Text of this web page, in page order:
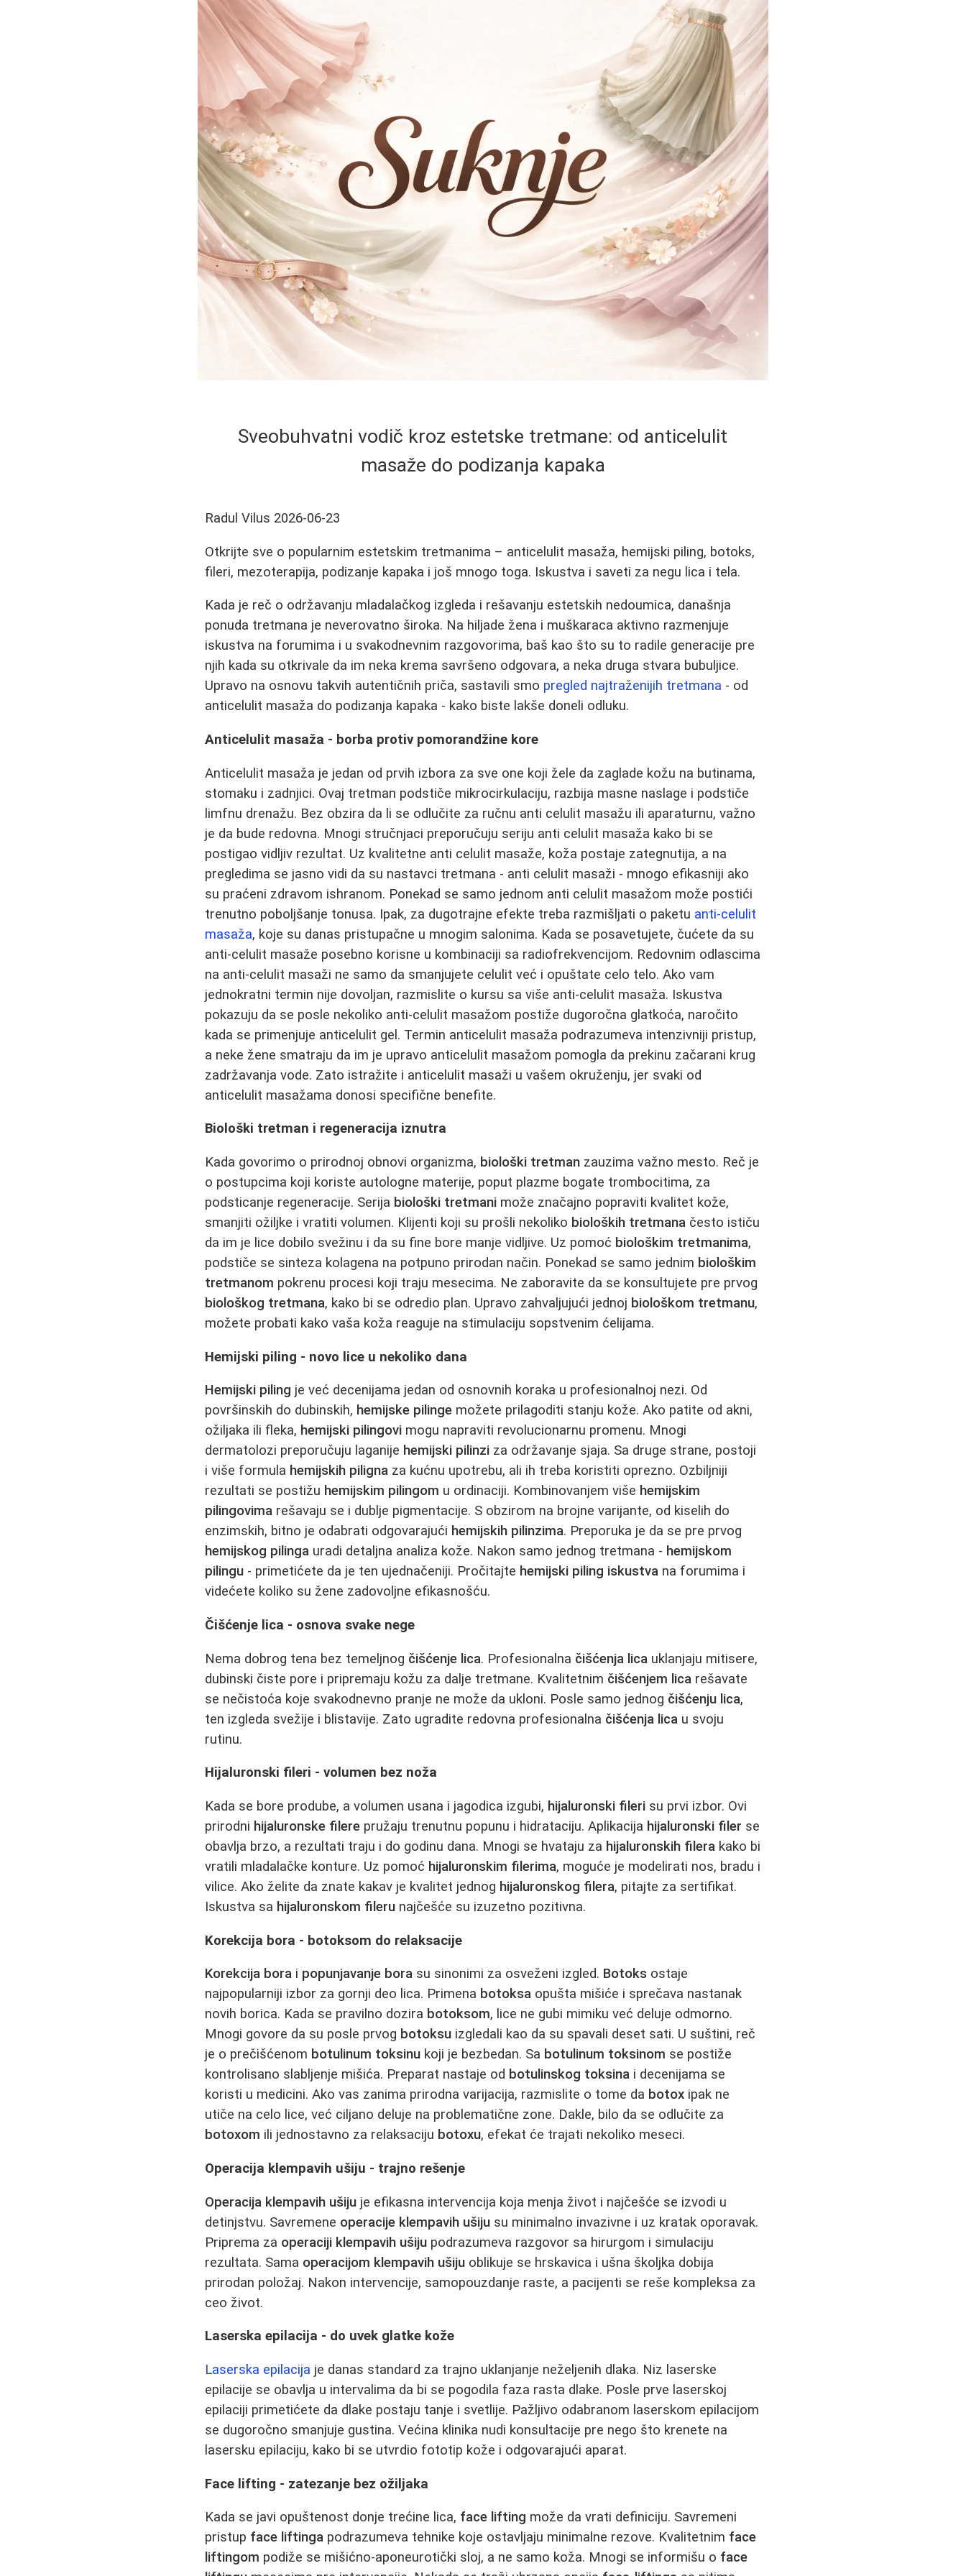
Sveobuhvatni vodič kroz estetske tretmane: od anticelulit
masaže do podizanja kapaka
Radul Vilus 2026-06-23
Otkrijte sve o popularnim estetskim tretmanima – anticelulit masaža, hemijski piling, botoks,
fileri, mezoterapija, podizanje kapaka i još mnogo toga. Iskustva i saveti za negu lica i tela.
Kada je reč o održavanju mladalačkog izgleda i rešavanju estetskih nedoumica, današnja
ponuda tretmana je neverovatno široka. Na hiljade žena i muškaraca aktivno razmenjuje
iskustva na forumima i u svakodnevnim razgovorima, baš kao što su to radile generacije pre
njih kada su otkrivale da im neka krema savršeno odgovara, a neka druga stvara bubuljice.
Upravo na osnovu takvih autentičnih priča, sastavili smo pregled najtraženijih tretmana - od
anticelulit masaža do podizanja kapaka - kako biste lakše doneli odluku.
Anticelulit masaža - borba protiv pomorandžine kore
Anticelulit masaža je jedan od prvih izbora za sve one koji žele da zaglade kožu na butinama,
stomaku i zadnjici. Ovaj tretman podstiče mikrocirkulaciju, razbija masne naslage i podstiče
limfnu drenažu. Bez obzira da li se odlučite za ručnu anti celulit masažu ili aparaturnu, važno
je da bude redovna. Mnogi stručnjaci preporučuju seriju anti celulit masaža kako bi se
postigao vidljiv rezultat. Uz kvalitetne anti celulit masaže, koža postaje zategnutija, a na
pregledima se jasno vidi da su nastavci tretmana - anti celulit masaži - mnogo efikasniji ako
su praćeni zdravom ishranom. Ponekad se samo jednom anti celulit masažom može postići
trenutno poboljšanje tonusa. Ipak, za dugotrajne efekte treba razmišljati o paketu anti-celulit
masaža, koje su danas pristupačne u mnogim salonima. Kada se posavetujete, čućete da su
anti-celulit masaže posebno korisne u kombinaciji sa radiofrekvencijom. Redovnim odlascima
na anti-celulit masaži ne samo da smanjujete celulit već i opuštate celo telo. Ako vam
jednokratni termin nije dovoljan, razmislite o kursu sa više anti-celulit masaža. Iskustva
pokazuju da se posle nekoliko anti-celulit masažom postiže dugoročna glatkoća, naročito
kada se primenjuje anticelulit gel. Termin anticelulit masaža podrazumeva intenzivniji pristup,
a neke žene smatraju da im je upravo anticelulit masažom pomogla da prekinu začarani krug
zadržavanja vode. Zato istražite i anticelulit masaži u vašem okruženju, jer svaki od
anticelulit masažama donosi specifične benefite.
Biološki tretman i regeneracija iznutra
Kada govorimo o prirodnoj obnovi organizma, biološki tretman zauzima važno mesto. Reč je
o postupcima koji koriste autologne materije, poput plazme bogate trombocitima, za
podsticanje regeneracije. Serija biološki tretmani može značajno popraviti kvalitet kože,
smanjiti ožiljke i vratiti volumen. Klijenti koji su prošli nekoliko bioloških tretmana često ističu
da im je lice dobilo svežinu i da su fine bore manje vidljive. Uz pomoć biološkim tretmanima,
podstiče se sinteza kolagena na potpuno prirodan način. Ponekad se samo jednim biološkim
tretmanom pokrenu procesi koji traju mesecima. Ne zaboravite da se konsultujete pre prvog
biološkog tretmana, kako bi se odredio plan. Upravo zahvaljujući jednoj biološkom tretmanu,
možete probati kako vaša koža reaguje na stimulaciju sopstvenim ćelijama.
Hemijski piling - novo lice u nekoliko dana
Hemijski piling je već decenijama jedan od osnovnih koraka u profesionalnoj nezi. Od
površinskih do dubinskih, hemijske pilinge možete prilagoditi stanju kože. Ako patite od akni,
ožiljaka ili fleka, hemijski pilingovi mogu napraviti revolucionarnu promenu. Mnogi
dermatolozi preporučuju laganije hemijski pilinzi za održavanje sjaja. Sa druge strane, postoji
i više formula hemijskih piligna za kućnu upotrebu, ali ih treba koristiti oprezno. Ozbiljniji
rezultati se postižu hemijskim pilingom u ordinaciji. Kombinovanjem više hemijskim
pilingovima rešavaju se i dublje pigmentacije. S obzirom na brojne varijante, od kiselih do
enzimskih, bitno je odabrati odgovarajući hemijskih pilinzima. Preporuka je da se pre prvog
hemijskog pilinga uradi detaljna analiza kože. Nakon samo jednog tretmana - hemijskom
pilingu - primetićete da je ten ujednačeniji. Pročitajte hemijski piling iskustva na forumima i
videćete koliko su žene zadovoljne efikasnošću.
Čišćenje lica - osnova svake nege
Nema dobrog tena bez temeljnog čišćenje lica. Profesionalna čišćenja lica uklanjaju mitisere,
dubinski čiste pore i pripremaju kožu za dalje tretmane. Kvalitetnim čišćenjem lica rešavate
se nečistoća koje svakodnevno pranje ne može da ukloni. Posle samo jednog čišćenju lica,
ten izgleda svežije i blistavije. Zato ugradite redovna profesionalna čišćenja lica u svoju
rutinu.
Hijaluronski fileri - volumen bez noža
Kada se bore prodube, a volumen usana i jagodica izgubi, hijaluronski fileri su prvi izbor. Ovi
prirodni hijaluronske filere pružaju trenutnu popunu i hidrataciju. Aplikacija hijaluronski filer se
obavlja brzo, a rezultati traju i do godinu dana. Mnogi se hvataju za hijaluronskih filera kako bi
vratili mladalačke konture. Uz pomoć hijaluronskim filerima, moguće je modelirati nos, bradu i
vilice. Ako želite da znate kakav je kvalitet jednog hijaluronskog filera, pitajte za sertifikat.
Iskustva sa hijaluronskom fileru najčešće su izuzetno pozitivna.
Korekcija bora - botoksom do relaksacije
Korekcija bora i popunjavanje bora su sinonimi za osveženi izgled. Botoks ostaje
najpopularniji izbor za gornji deo lica. Primena botoksa opušta mišiće i sprečava nastanak
novih borica. Kada se pravilno dozira botoksom, lice ne gubi mimiku već deluje odmorno.
Mnogi govore da su posle prvog botoksu izgledali kao da su spavali deset sati. U suštini, reč
je o prečišćenom botulinum toksinu koji je bezbedan. Sa botulinum toksinom se postiže
kontrolisano slabljenje mišića. Preparat nastaje od botulinskog toksina i decenijama se
koristi u medicini. Ako vas zanima prirodna varijacija, razmislite o tome da botox ipak ne
utiče na celo lice, već ciljano deluje na problematične zone. Dakle, bilo da se odlučite za
botoxom ili jednostavno za relaksaciju botoxu, efekat će trajati nekoliko meseci.
Operacija klempavih ušiju - trajno rešenje
Operacija klempavih ušiju je efikasna intervencija koja menja život i najčešće se izvodi u
detinjstvu. Savremene operacije klempavih ušiju su minimalno invazivne i uz kratak oporavak.
Priprema za operaciji klempavih ušiju podrazumeva razgovor sa hirurgom i simulaciju
rezultata. Sama operacijom klempavih ušiju oblikuje se hrskavica i ušna školjka dobija
prirodan položaj. Nakon intervencije, samopouzdanje raste, a pacijenti se reše kompleksa za
ceo život.
Laserska epilacija - do uvek glatke kože
Laserska epilacija je danas standard za trajno uklanjanje neželjenih dlaka. Niz laserske
epilacije se obavlja u intervalima da bi se pogodila faza rasta dlake. Posle prve laserskoj
epilaciji primetićete da dlake postaju tanje i svetlije. Pažljivo odabranom laserskom epilacijom
se dugoročno smanjuje gustina. Većina klinika nudi konsultacije pre nego što krenete na
lasersku epilaciju, kako bi se utvrdio fototip kože i odgovarajući aparat.
Face lifting - zatezanje bez ožiljaka
Kada se javi opuštenost donje trećine lica, face lifting može da vrati definiciju. Savremeni
pristup face liftinga podrazumeva tehnike koje ostavljaju minimalne rezove. Kvalitetnim face
liftingom podiže se mišićno‐aponeurotički sloj, a ne samo koža. Mnogi se informišu o face